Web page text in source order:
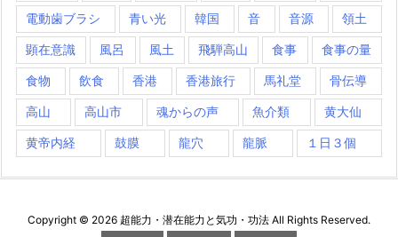
電動歯ブラシ 青い光 韓国 音 音源 領土
顕在意識 風呂 風土 飛騨高山 食事 食事の量
食物 飲食 香港 香港旅行 馬礼堂 骨伝導
高山 高山市 魂からの声 魚介類 黄大仙
黄帝内経 鼓膜 龍穴 龍脈 １日３個
Copyright © 2026 超能力・潜在能力と気功・功法 All Rights Reserved.